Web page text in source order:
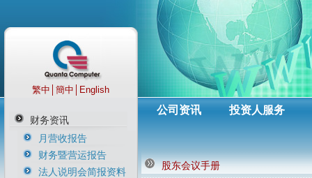
繁中 簡中 English
财务资讯
月营收报告
财务暨营运报告
法人说明会简报资料
公司资讯 投资人服务
股东会议手册